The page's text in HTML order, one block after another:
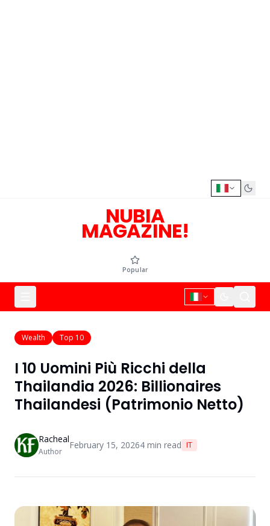
NUBIA
MAGAZINE!
Popular
Wealth Top 10
I 10 Uomini Più Ricchi della
Thailandia 2026: Billionaires
Thailandesi (Patrimonio Netto)
Racheal
Author
February 15, 20264 min read IT